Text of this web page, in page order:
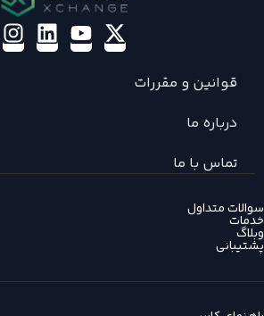
قوانین و مقررات
درباره ما
تماس با ما
سوالات متداول
خدمات
وبلاگ
پشتیبانی